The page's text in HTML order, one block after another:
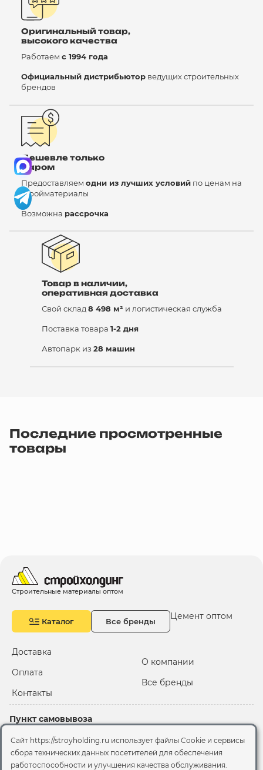
Оригинальный товар,
высокого качества
Работаем с 1994 года
Официальный дистрибьютор ведущих строительных
брендов
Дешевле только
даром
Предоставляем одни из лучших условий по ценам на
стройматериалы
Возможна рассрочка
Товар в наличии,
оперативная доставка
Свой склад 8 498 м² и логистическая служба
Поставка товара 1-2 дня
Автопарк из 28 машин
Последние просмотренные
товары
Строительные материалы оптом
Каталог Все бренды Цемент оптом
Доставка
Оплата
Контакты
О компании
Все бренды
Пункт самовывоза
2-й Иртышский проезд,
территория 2А стр.3
Сайт https://stroyholding.ru использует файлы Cookie и сервисы
сбора технических данных посетителей для обеспечения
работоспособности и улучшения качества обслуживания.